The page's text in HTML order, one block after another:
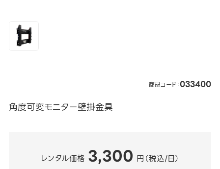
商品コード：033400
角度可変モニター壁掛金具
レンタル価格 3,300 円（税込/日）